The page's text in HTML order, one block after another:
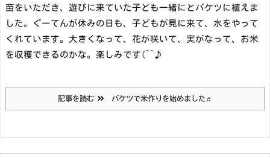
苗をいただき、遊びに来ていた子ども一緒にとバケツに植えま
した。ぐーてんが休みの日も、子どもが見に来て、水をやって
くれています。 大きくなって、花が咲いて、実がなって、お米
を収穫できるのかな。楽しみです(^^♪
記事を読む バケツで米作りを始めました♬